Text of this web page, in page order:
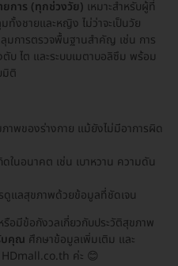
ยการ (ทุกช่วงวัย) เหมาะสำหรับผู้ที่
งชายและหญิง ไม่ว่าจะเป็นวัย
มการตรวจพื้นฐานสำคัญ เช่น การ
บ ไต และระบบเมตาบอลิซึม พร้อม
มิติ
าพของร่างกาย แม้ยังไม่มีอาการผิด
ดในอนาคต เช่น เบาหวาน ความดัน
ดูแลสุขภาพด้วยข้อมูลที่ชัดเจน
อมีข้อกังวลเกี่ยวกับประวัติสุขภาพ
บคุณ ศึกษาข้อมูลเพิ่มเติม และ
ค่ะ 😊